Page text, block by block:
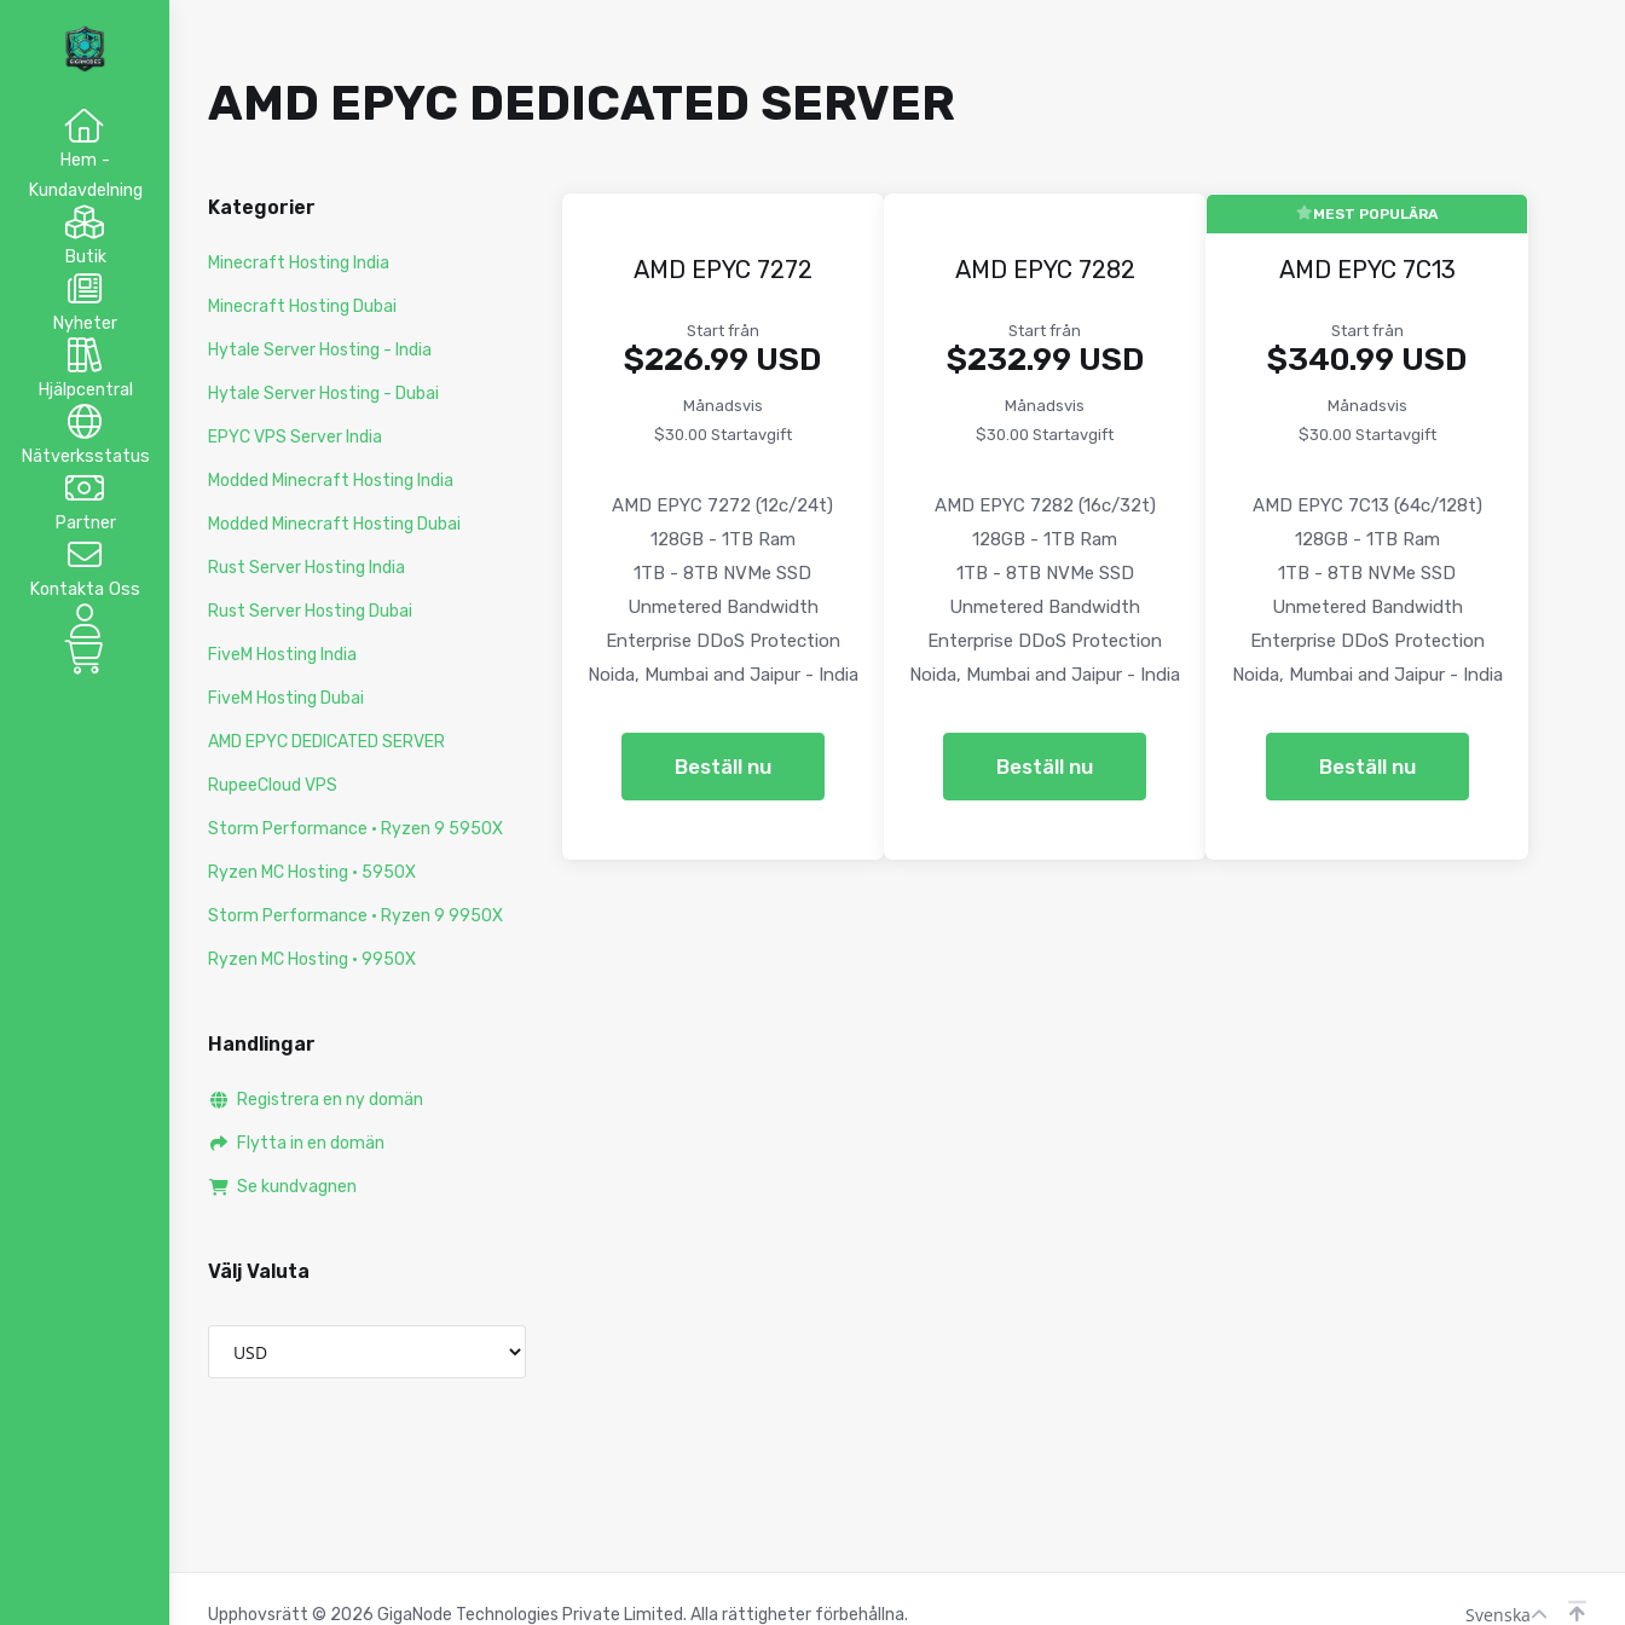
Hem -
Kundavdelning
Butik
Nyheter
Hjälpcentral
Nätverksstatus
Partner
Kontakta Oss
AMD EPYC DEDICATED SERVER
Kategorier
Minecraft Hosting India
Minecraft Hosting Dubai
Hytale Server Hosting - India
Hytale Server Hosting - Dubai
EPYC VPS Server India
Modded Minecraft Hosting India
Modded Minecraft Hosting Dubai
Rust Server Hosting India
Rust Server Hosting Dubai
FiveM Hosting India
FiveM Hosting Dubai
AMD EPYC DEDICATED SERVER
RupeeCloud VPS
Storm Performance · Ryzen 9 5950X
Ryzen MC Hosting · 5950X
Storm Performance · Ryzen 9 9950X
Ryzen MC Hosting · 9950X
Handlingar
Registrera en ny domän
Flytta in en domän
Se kundvagnen
Välj Valuta
AMD EPYC 7272
Start från
$226.99 USD
Månadsvis
$30.00 Startavgift
AMD EPYC 7272 (12c/24t)
128GB - 1TB Ram
1TB - 8TB NVMe SSD
Unmetered Bandwidth
Enterprise DDoS Protection
Noida, Mumbai and Jaipur - India
Beställ nu
AMD EPYC 7282
Start från
$232.99 USD
Månadsvis
$30.00 Startavgift
AMD EPYC 7282 (16c/32t)
128GB - 1TB Ram
1TB - 8TB NVMe SSD
Unmetered Bandwidth
Enterprise DDoS Protection
Noida, Mumbai and Jaipur - India
Beställ nu
MEST POPULÄRA
AMD EPYC 7C13
Start från
$340.99 USD
Månadsvis
$30.00 Startavgift
AMD EPYC 7C13 (64c/128t)
128GB - 1TB Ram
1TB - 8TB NVMe SSD
Unmetered Bandwidth
Enterprise DDoS Protection
Noida, Mumbai and Jaipur - India
Beställ nu
Upphovsrätt © 2026 GigaNode Technologies Private Limited. Alla rättigheter förbehållna. Svenska